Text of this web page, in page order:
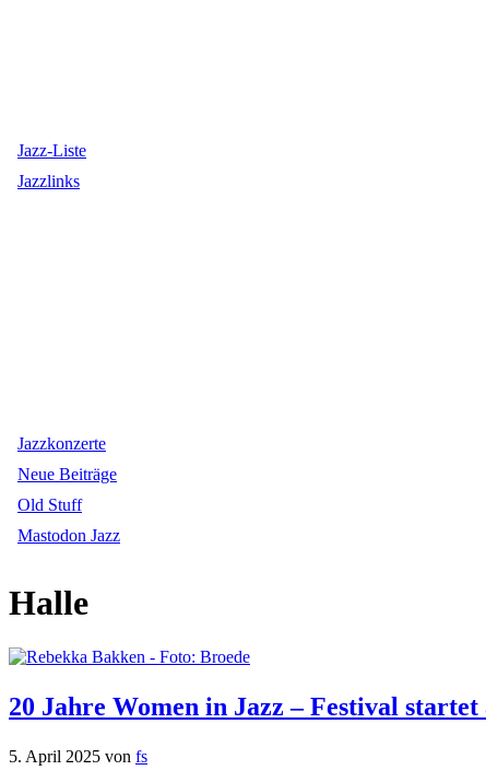
Jazz-Liste
Jazzlinks
Jazzkonzerte
Neue Beiträge
Old Stuff
Mastodon Jazz
Halle
20 Jahre Women in Jazz – Festival
5. April 2025 von fs